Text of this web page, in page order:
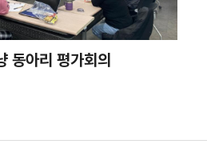
동아리 평가회의